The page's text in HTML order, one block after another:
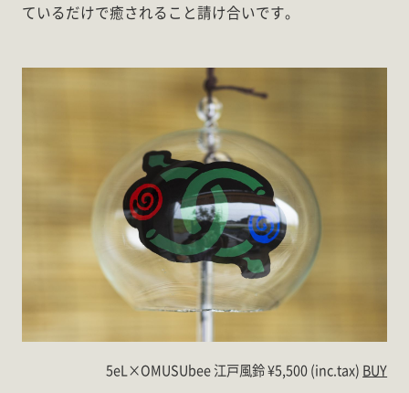
ているだけで癒されること請け合いです。
5eL×OMUSUbee 江戸風鈴 ¥5,500 (inc.tax) BUY